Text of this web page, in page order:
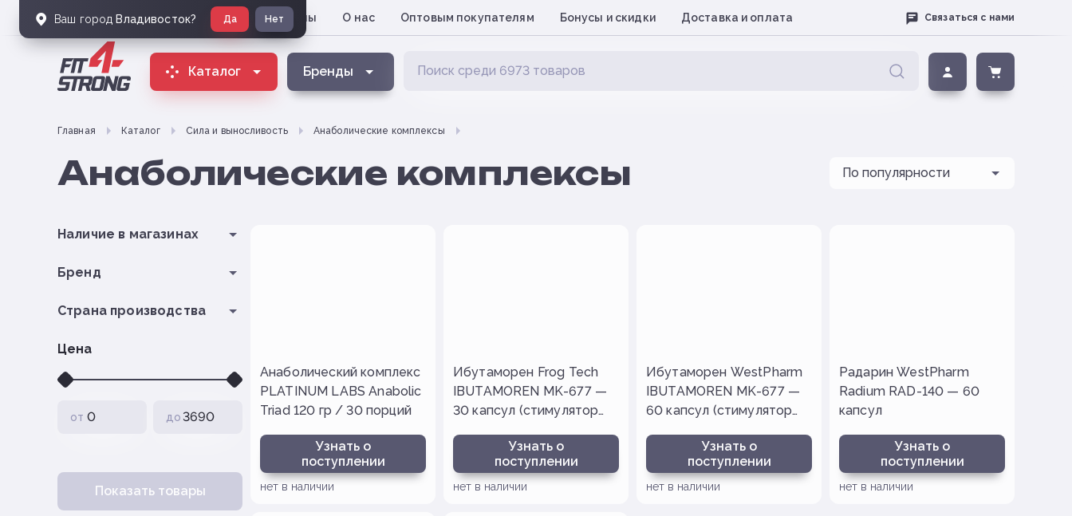
Владивосток Магазины О нас Оптовым покупателям Бонусы и скидки Доставка и оплата Связаться с нами
Каталог Бренды
Главная Каталог Сила и выносливость Анаболические комплексы
Анаболические комплексы
Наличие в магазинах
Бренд
Страна производства
Цена
от до
Показать товары
Анаболический комплекс
PLATINUM LABS Anabolic
Triad 120 гр / 30 порций
Узнать о
поступлении
нет в наличии
Ибутаморен Frog Tech
IBUTAMOREN MK-677 —
30 капсул (стимулятор
Узнать о
поступлении
нет в наличии
Ибутаморен WestPharm
IBUTAMOREN MK-677 —
60 капсул (стимулятор
Узнать о
поступлении
нет в наличии
Радарин WestPharm
Radium RAD-140 — 60
капсул
Узнать о
поступлении
нет в наличии
Ваш город Владивосток? Да Нет